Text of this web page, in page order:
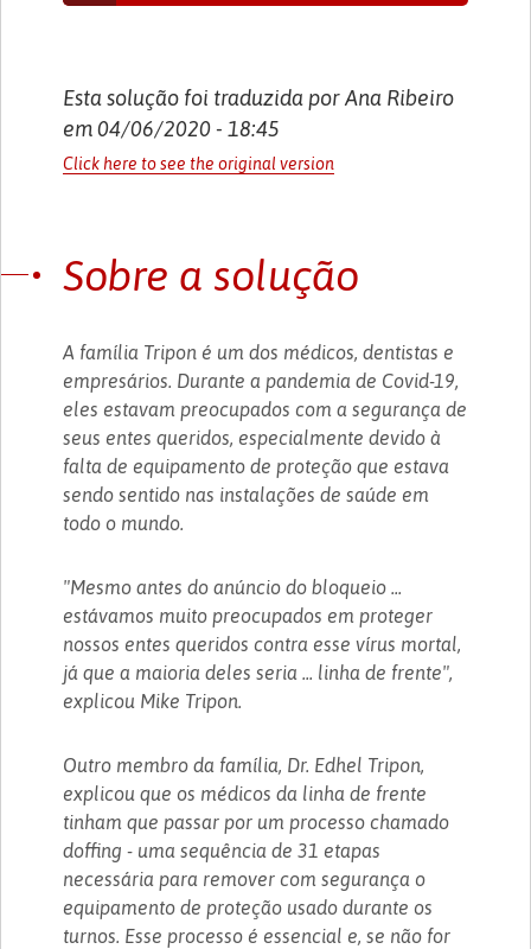
Esta solução foi traduzida por Ana Ribeiro
em 04/06/2020 - 18:45
Click here to see the original version
Sobre a solução
A família Tripon é um dos médicos, dentistas e
empresários. Durante a pandemia de Covid-19,
eles estavam preocupados com a segurança de
seus entes queridos, especialmente devido à
falta de equipamento de proteção que estava
sendo sentido nas instalações de saúde em
todo o mundo.
"Mesmo antes do anúncio do bloqueio ...
estávamos muito preocupados em proteger
nossos entes queridos contra esse vírus mortal,
já que a maioria deles seria ... linha de frente",
explicou Mike Tripon.
Outro membro da família, Dr. Edhel Tripon,
explicou que os médicos da linha de frente
tinham que passar por um processo chamado
doffing - uma sequência de 31 etapas
necessária para remover com segurança o
equipamento de proteção usado durante os
turnos. Esse processo é essencial e, se não for